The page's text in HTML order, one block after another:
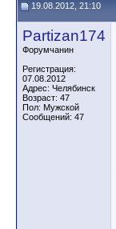
19.08.2012, 21:10
Partizan174
Форумчанин
Регистрация:
07.08.2012
Адрес: Челябинск
Возраст: 47
Пол: Мужской
Сообщений: 47